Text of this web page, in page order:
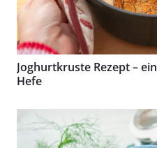
Joghurtkruste Rezept –
Hefe